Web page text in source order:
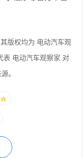
。
车e9仅15.08万元起